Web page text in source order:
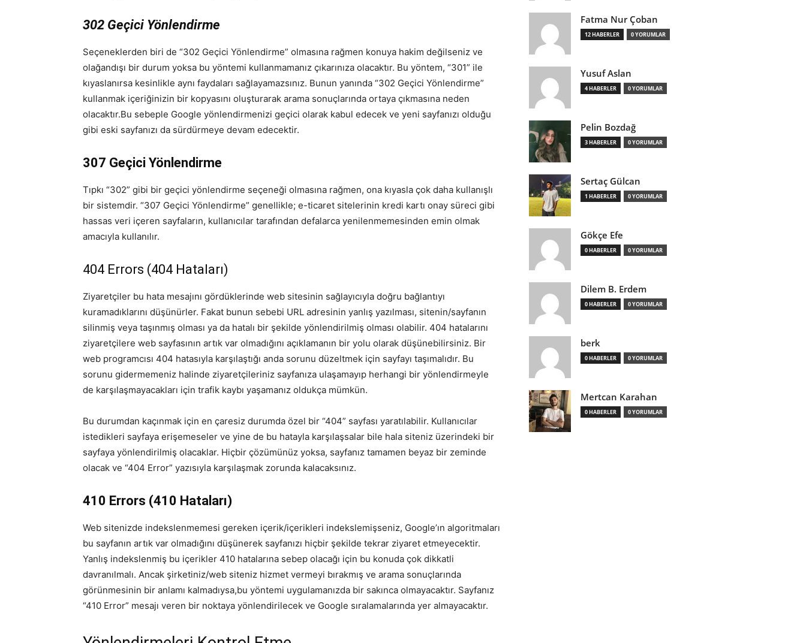
302 Geçici Yönlendirme
Seçeneklerden biri de “302 Geçici Yönlendirme” olmasına rağmen konuya hakim değilseniz ve
olağandışı bir durum yoksa bu yöntemi kullanmamanız çıkarınıza olacaktır. Bu yöntem, “301” ile
kıyaslanırsa kesinlikle aynı faydaları sağlayamazsınız. Bunun yanında “302 Geçici Yönlendirme”
kullanmak içeriğinizin bir kopyasını oluşturarak arama sonuçlarında ortaya çıkmasına neden
olacaktır.Bu sebeple Google yönlendirmenizi geçici olarak kabul edecek ve yeni sayfanızı olduğu
gibi eski sayfanızı da sürdürmeye devam edecektir.
307 Geçici Yönlendirme
Tıpkı “302” gibi bir geçici yönlendirme seçeneği olmasına rağmen, ona kıyasla çok daha kullanışlı
bir sistemdir. “307 Geçici Yönlendirme” genellikle; e-ticaret sitelerinin kredi kartı onay süreci gibi
hassas veri içeren sayfaların, kullanıcılar tarafından defalarca yenilenmemesinden emin olmak
amacıyla kullanılır.
404 Errors (404 Hataları)
Ziyaretçiler bu hata mesajını gördüklerinde web sitesinin sağlayıcıyla doğru bağlantıyı
kuramadıklarını düşünürler. Fakat bunun sebebi URL adresinin yanlış yazılması, sitenin/sayfanın
silinmiş veya taşınmış olması ya da hatalı bir şekilde yönlendirilmiş olması olabilir. 404 hatalarını
ziyaretçilere web sayfasının artık var olmadığını açıklamanın bir yolu olarak düşünebilirsiniz. Bir
web programcısı 404 hatasıyla karşılaştığı anda sorunu düzeltmek için sayfayı taşımalıdır. Bu
sorunu gidermemeniz halinde ziyaretçileriniz sayfanıza ulaşamayıp herhangi bir yönlendirmeyle
de karşılaşmayacakları için trafik kaybı yaşamanız oldukça mümkün.
Bu durumdan kaçınmak için en çaresiz durumda özel bir “404” sayfası yaratılabilir. Kullanıcılar
istedikleri sayfaya erişemeseler ve yine de bu hatayla karşılaşsalar bile hala siteniz üzerindeki bir
sayfaya yönlendirilmiş olacaklar. Hiçbir çözümünüz yoksa, sayfanız tamamen beyaz bir zeminde
olacak ve “404 Error” yazısıyla karşılaşmak zorunda kalacaksınız.
410 Errors (410 Hataları)
Web sitenizde indekslenmemesi gereken içerik/içerikleri indekslemişseniz, Google’ın algoritmaları
bu sayfanın artık var olmadığını düşünerek sayfanızı hiçbir şekilde tekrar ziyaret etmeyecektir.
Yanlış indekslenmiş bu içerikler 410 hatalarına sebep olacağı için bu konuda çok dikkatli
davranılmalı. Ancak şirketiniz/web siteniz hizmet vermeyi bırakmış ve arama sonuçlarında
görünmesinin bir anlamı kalmadıysa,bu yöntemi uygulamanızda bir sakınca olmayacaktır. Sayfanız
“410 Error” mesajı veren bir noktaya yönlendirilecek ve Google sıralamalarında yer almayacaktır.
Fatma Nur Çoban
12 HABERLER 0 YORUMLAR
Yusuf Aslan
4 HABERLER 0 YORUMLAR
Pelin Bozdağ
3 HABERLER 0 YORUMLAR
Sertaç Gülcan
1 HABERLER 0 YORUMLAR
Gökçe Efe
0 HABERLER 0 YORUMLAR
Dilem B. Erdem
0 HABERLER 0 YORUMLAR
berk
0 HABERLER 0 YORUMLAR
Mertcan Karahan
0 HABERLER 0 YORUMLAR